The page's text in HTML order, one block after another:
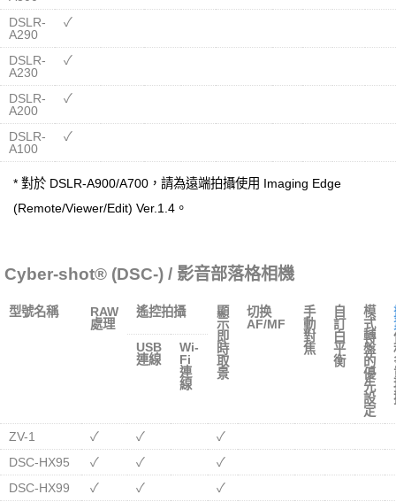
DSLR-
A290
✓
DSLR-
A230
✓
DSLR-
A200
✓
DSLR-
A100
✓
* 對於 DSLR-A900/A700，請為遠端拍攝使用 Imaging Edge
(Remote/Viewer/Edit) Ver.1.4。
Cyber-shot® (DSC-) / 影音部落格相機
型號名稱
RAW
處理
遙控拍攝
顯
示
即
時
取
景
切换
AF/MF
手
動
對
焦
自
訂
白
平
衡
模
式
轉
盤
的
優
先
設
定
USB
連線
Wi-
Fi
連
線
ZV-1 ✓ ✓
✓
DSC-HX95
✓ ✓
✓
DSC-HX99
✓ ✓
✓